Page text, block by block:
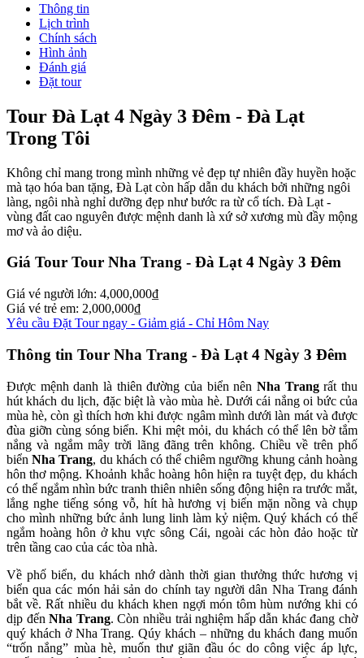
Thông tin
Lịch trình
Chính sách
Hình ảnh
Đánh giá
Đặt tour
Tour Đà Lạt 4 Ngày 3 Đêm - Đà Lạt
Trong Tôi
Không chỉ mang trong mình những vẻ đẹp tự nhiên đầy huyền hoặc
mà tạo hóa ban tặng, Đà Lạt còn hấp dẫn du khách bởi những ngôi
làng, ngôi nhà nghỉ dưỡng đẹp như bước ra từ cổ tích. Đà Lạt -
vùng đất cao nguyên được mệnh danh là xứ sở xương mù đầy mộng
mơ và ảo diệu.
Giá Tour Tour Nha Trang - Đà Lạt 4 Ngày 3 Đêm
Giá vé người lớn: 4,000,000₫
Giá vé trẻ em: 2,000,000₫
Yêu cầu Đặt Tour ngay - Giảm giá - Chỉ Hôm Nay
Thông tin Tour Nha Trang - Đà Lạt 4 Ngày 3 Đêm
Được mệnh danh là thiên đường của biển nên Nha Trangrất thu
hút khách du lịch, đặc biệt là vào mùa hè. Dưới cái nắng oi bức của
mùa hè, còn gì thích hơn khi được ngâm mình dưới làn mát và được
đùa giỡn cùng sóng biển. Khi mệt mỏi, du khách có thể lên bờ tắm
nắng và ngắm mây trời lãng đãng trên không. Chiều về trên phố
biểnNha Trang, du khách có thể chiêm ngưỡng khung cảnh hoàng
hôn thơ mộng. Khoảnh khắc hoàng hôn hiện ra tuyệt đẹp, du khách
có thể ngắm nhìn bức tranh thiên nhiên sống động hiện ra trước mắt,
lắng nghe tiếng sóng vỗ, hít hà hương vị biển mặn nồng và chụp
cho mình những bức ảnh lung linh làm kỷ niệm. Quý khách có thể
ngắm hoàng hôn ở khu vực sông Cái, ngoài các hòn đảo hoặc từ
trên tầng cao của các tòa nhà.
Về phố biển, du khách nhớ dành thời gian thưởng thức hương vị
biển qua các món hải sản do chính tay người dân Nha Trang đánh
bắt về. Rất nhiều du khách khen ngợi món tôm hùm nướng khi có
dịp đếnNha Trang. Còn nhiều trải nghiệm hấp dẫn khác đang chờ
quý khách ở Nha Trang. Qúy khách – những du khách đang muốn
“trốn nắng” mùa hè, muốn thư giãn đầu óc do công việc áp lực,